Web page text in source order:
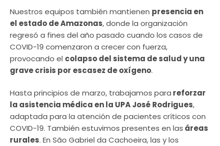
Nuestros equipos también mantienen presencia en
el estado de Amazonas, donde la organización
regresó a fines del año pasado cuando los casos de
COVID-19 comenzaron a crecer con fuerza,
provocando el colapso del sistema de salud y una
grave crisis por escasez de oxígeno.
Hasta principios de marzo, trabajamos para reforzar
la asistencia médica en la UPA José Rodrigues,
adaptada para la atención de pacientes críticos con
COVID-19. También estuvimos presentes en las áreas
rurales. En São Gabriel da Cachoeira, las y los